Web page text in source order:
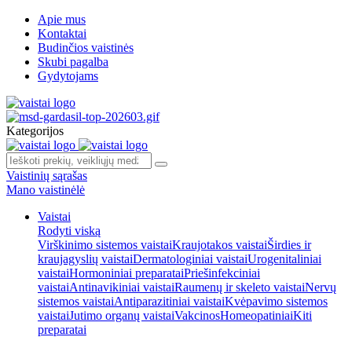
Apie mus
Kontaktai
Budinčios vaistinės
Skubi pagalba
Gydytojams
Kategorijos
Vaistinių sąrašas
Mano vaistinėlė
Vaistai
Rodyti viską
Virškinimo sistemos vaistaiKraujotakos vaistaiŠirdies ir
kraujagyslių vaistaiDermatologiniai vaistaiUrogenitaliniai
vaistaiHormoniniai preparataiPriešinfekciniai
vaistaiAntinavikiniai vaistaiRaumenų ir skeleto vaistaiNervų
sistemos vaistaiAntiparazitiniai vaistaiKvėpavimo sistemos
vaistaiJutimo organų vaistaiVakcinosHomeopatiniaiKiti
preparatai